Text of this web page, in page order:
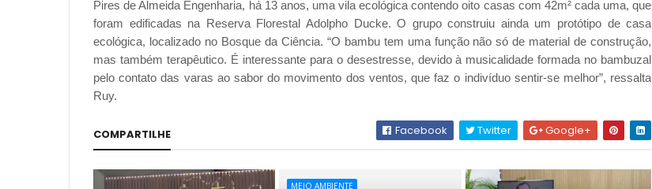
Pires de Almeida Engenharia, há 13 anos, uma vila ecológica contendo oito casas com 42m² cada uma, que
foram edificadas na Reserva Florestal Adolpho Ducke. O grupo construiu ainda um protótipo de casa
ecológica, localizado no Bosque da Ciência. “O bambu tem uma função não só de material de construção,
mas também terapêutico. É interessante para o desestresse, devido à musicalidade formada no bambuzal
pelo contato das varas ao sabor do movimento dos ventos, que faz o indivíduo sentir-se melhor”, ressalta
Ruy.
COMPARTILHE Facebook Twitter Google+
MEIO AMBIENTE